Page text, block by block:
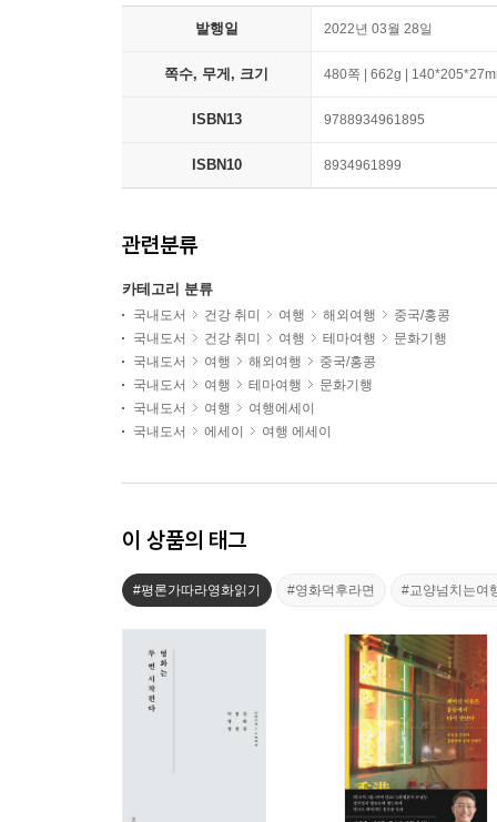
발행일 2022년 03월 28일
쪽수, 무게, 크기 480쪽 | 662g |
ISBN13 9788934961895
ISBN10 8934961899
관련분류
카테고리 분류
국내도서 건강 취미 여행 해외여행
중국/홍콩
국내도서
건강 취미 여행 테마여행
문화기행
국내도서
여행 해외여행
중국/홍콩
국내도서
여행 테마여행
문화기행
국내도서
여행
여행에세이
국내도서
에세이 여행 에세이
이 상품의 태그
#평론가따라영화읽기 #영화덕후라면 #교양넘치는여